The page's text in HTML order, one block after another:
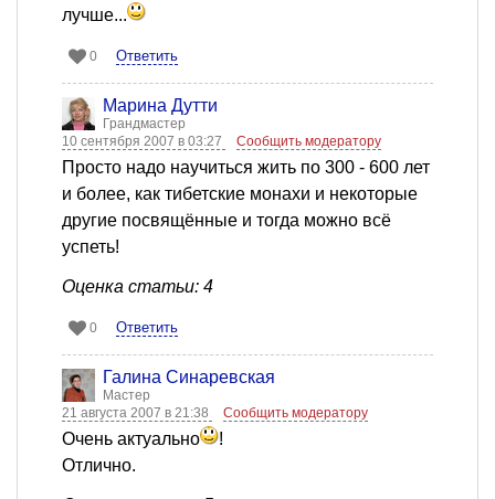
лучше...
0 Ответить
Марина Дутти
Грандмастер
10 сентября 2007 в 03:27
Сообщить модератору
Просто надо научиться жить по 300 - 600 лет
и более, как тибетские монахи и некоторые
другие посвящённые и тогда можно всё
успеть!
Оценка статьи: 4
0 Ответить
Галина Синаревская
Мастер
21 августа 2007 в 21:38
Сообщить модератору
Очень актуально
!
Отлично.